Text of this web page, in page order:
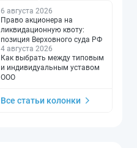
6 августа 2026
Право акционера на
ликвидационную квоту:
позиция Верховного суда РФ
4 августа 2026
Как выбрать между типовым
и индивидуальным уставом
ООО
Все статьи колонки